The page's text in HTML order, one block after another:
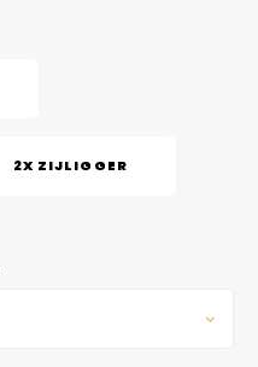
2X ZIJLIGGER